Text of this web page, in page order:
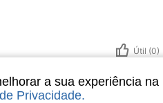
Útil (0)
a sua experiência
Privacidade.